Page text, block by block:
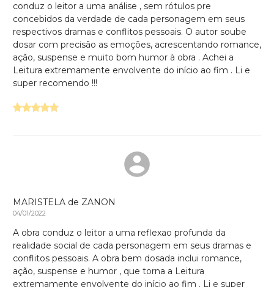
conduz o leitor a uma análise , sem rótulos pre
concebidos da verdade de cada personagem em seus
respectivos dramas e conflitos pessoais. O autor soube
dosar com precisão as emoções, acrescentando romance,
ação, suspense e muito bom humor à obra . Achei a
Leitura extremamente envolvente do início ao fim . Li e
super recomendo !!!
MARISTELA de ZANON
04/01/2022
A obra conduz o leitor a uma reflexao profunda da
realidade social de cada personagem em seus dramas e
conflitos pessoais. A obra bem dosada inclui romance,
ação, suspense e humor , que torna a Leitura
extremamente envolvente do início ao fim . Li e super